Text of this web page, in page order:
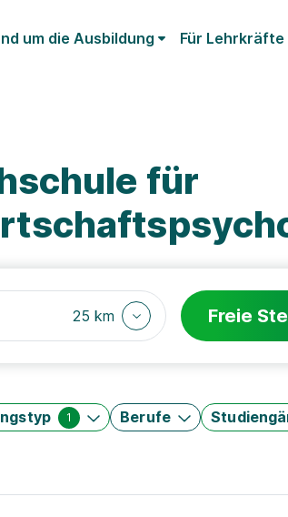
um die Ausbildung Für Lehrkräfte
für
25 km Freie
1 Berufe